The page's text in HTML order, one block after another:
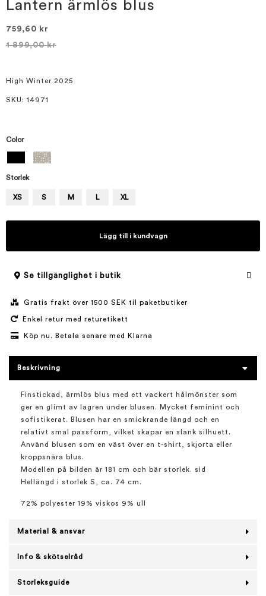
Lantern ärmlös blus
759,60 kr
1 899,00 kr
High Winter 2025
SKU : 14971
Color
Storlek
XS S M L XL
Lägg till i kundvagn
Se tillgänglighet i butik
Gratis frakt över 1500 SEK til paketbutiker
Enkel retur med returetikett
Köp nu. Betala senare med Klarna
Beskrivning
Finstickad, ärmlös blus med ett vackert hålmönster som
ger en glimt av lagren under blusen. Mycket feminint och
sofistikerat. Blusen har en smickrande längd och en
relativt smal passform, vilket skapar en slank silhuett.
Använd blusen som en väst över en t-shirt, skjorta eller
kroppsnära blus.
Modellen på bilden är 181 cm och bär storlek. sid
Hellängd i storlek S, ca. 74 cm.
72% polyester 19% viskos 9% ull
Material & ansvar
Info & skötselråd
Storleksguide